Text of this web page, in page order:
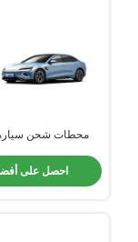
احصل على